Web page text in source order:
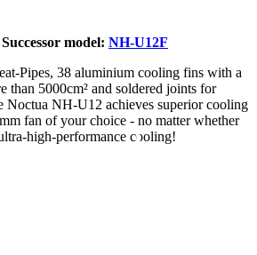
model: NH-U12F
Pipes, 38 aluminium cooling fins with a
than 5000cm² and soldered joints for
Noctua NH-U12 achieves superior cooling
fan of your choice - no matter whether
high-performance cooling!